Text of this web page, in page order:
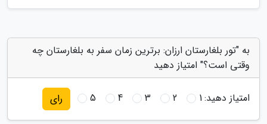
به "تور بلغارستان ارزان: برترین زمان سفر به بلغارستان چه
وقتی است؟" امتیاز دهید
امتیاز دهید:1
2
3
4
5 رای